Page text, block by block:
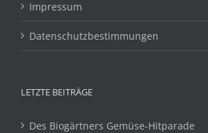
Impressum
Datenschutzbestimmungen
LETZTE BEITRÄGE
Des Biogärtners Gemüse-Hitparade